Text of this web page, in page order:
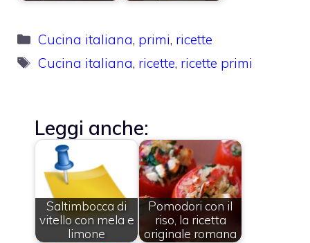
Categorie
Cucina italiana, primi, ricette
Tag
Cucina italiana, ricette, ricette primi
Leggi anche:
Saltimbocca di
vitello con mela e
limone
Pomodori con il
riso, la ricetta
originale romana